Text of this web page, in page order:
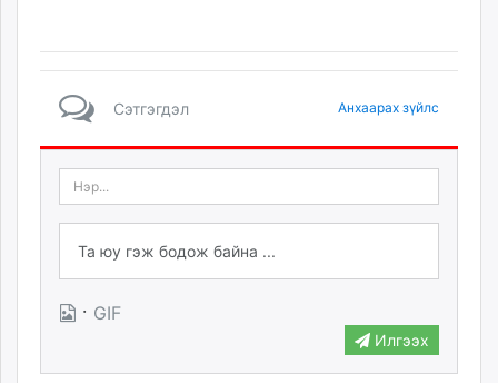
Сэтгэгдэл Анхаарах зүйлс
· GIF
Илгээх